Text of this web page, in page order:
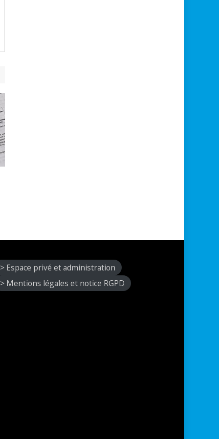
> Espace privé et administration
> Mentions légales et notice RGPD